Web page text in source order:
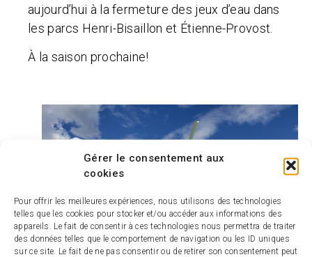
Gérer le consentement aux
cookies
Pour offrir les meilleures expériences, nous utilisons des technologies
telles que les cookies pour stocker et/ou accéder aux informations des
appareils. Le fait de consentir à ces technologies nous permettra de traiter
des données telles que le comportement de navigation ou les ID uniques
sur ce site. Le fait de ne pas consentir ou de retirer son consentement peut
aujourd’hui à la fermeture des jeux d’eau dans
les parcs Henri-Bisaillon et Étienne-Provost.
À la saison prochaine!